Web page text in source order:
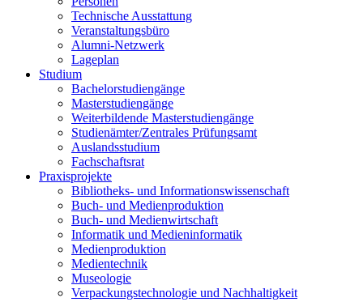
Technische Ausstattung
Veranstaltungsbüro
Alumni-Netzwerk
Lageplan
Studium
Bachelorstudiengänge
Masterstudiengänge
Weiterbildende Masterstudiengänge
Studienämter/Zentrales Prüfungsamt
Auslandsstudium
Fachschaftsrat
Praxisprojekte
Bibliotheks- und Informationswissenschaft
Buch- und Medienproduktion
Buch- und Medienwirtschaft
Informatik und Medieninformatik
Medienproduktion
Medientechnik
Museologie
Verpackungstechnologie und Nachhaltigkeit